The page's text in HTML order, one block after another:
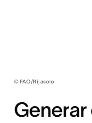
© FAO/Rijasolo